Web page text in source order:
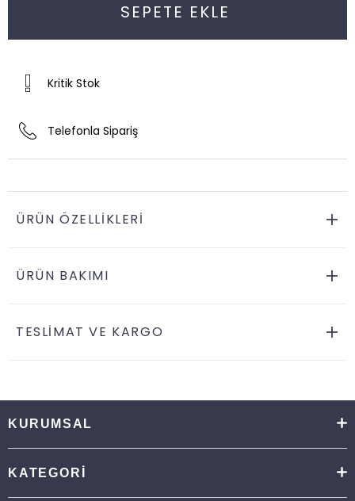
Kritik Stok
Telefonla Sipariş
ÜRÜN ÖZELLIKLERI
ÜRÜN BAKIMI
TESLİMAT VE KARGO
KURUMSAL
KATEGORİ